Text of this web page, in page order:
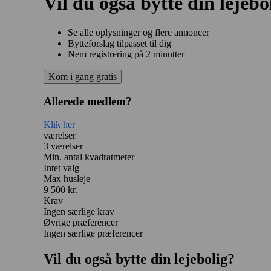
Se alle oplysninger og flere annoncer
Bytteforslag tilpasset til dig
Nem registrering på 2 minutter
Kom i gang gratis
Allerede medlem?
Klik her
værelser
3 værelser
Min. antal kvadratmeter
Intet valg
Max husleje
9 500 kr.
Krav
Ingen særlige krav
Øvrige præferencer
Ingen særlige præferencer
Vil du også bytte din lejebolig?